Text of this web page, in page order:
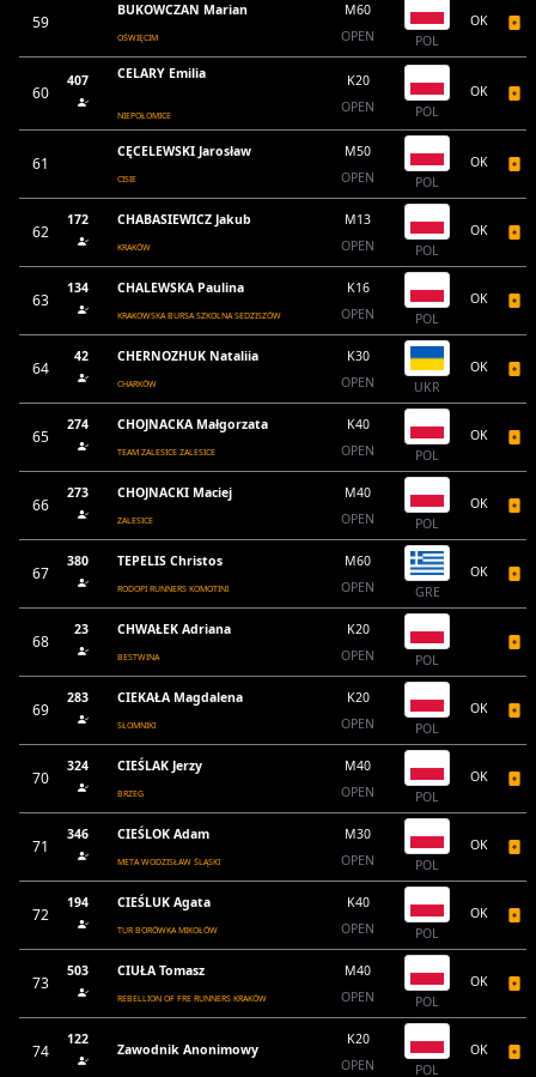
59
BUKOWCZAN Marian
OŚWIĘCIM
M60
OPEN
POL
OK
60
407 CELARY Emilia
NIEPOŁOMICE
K20
OPEN
POL
OK
61
CĘCELEWSKI Jarosław
CISIE
M50
OPEN
POL
OK
62
172 CHABASIEWICZ Jakub
KRAKÓW
M13
OPEN
POL
OK
63
134 CHALEWSKA Paulina
KRAKOWSKA BURSA SZKOLNA SEDZISZÓW
K16
OPEN
POL
OK
64
42 CHERNOZHUK Nataliia
CHARKÓW
K30
OPEN
UKR
OK
65
274 CHOJNACKA Małgorzata
TEAM ZALESICE ZALESICE
K40
OPEN
POL
OK
66
273 CHOJNACKI Maciej
ZALESICE
M40
OPEN
POL
OK
67
380 TEPELIS Christos
RODOPI RUNNERS KOMOTINI
M60
OPEN
GRE
OK
68
23 CHWAŁEK Adriana
BESTWINA
K20
OPEN
POL
69
283 CIEKAŁA Magdalena
SŁOMNIKI
K20
OPEN
POL
OK
70
324 CIEŚLAK Jerzy
BRZEG
M40
OPEN
POL
OK
71
346 CIEŚLOK Adam
META WODZISŁAW ŚLĄSKI
M30
OPEN
POL
OK
72
194 CIEŚLUK Agata
TUR BORÓWKA MIKOŁÓW
K40
OPEN
POL
OK
73
503 CIUŁA Tomasz
REBELLION OF FRE RUNNERS KRAKÓW
M40
OPEN
POL
OK
74
122
Zawodnik Anonimowy
K20
OPEN
POL
OK